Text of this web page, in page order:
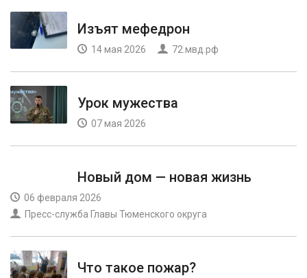
Изъят мефедрон
14 мая 2026 72.мвд.рф
Урок мужества
07 мая 2026
Новый дом — новая жизнь
06 февраля 2026
Пресс-служба Главы Тюменского округа
Что такое пожар?